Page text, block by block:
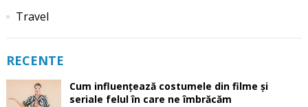
Travel
RECENTE
Cum influențează costumele din filme și
seriale felul în care ne îmbrăcăm